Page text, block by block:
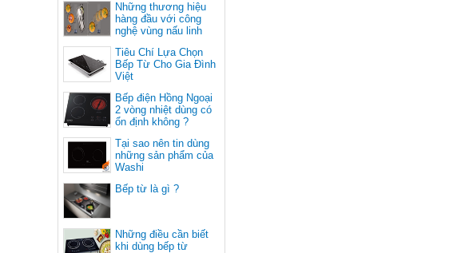
Những thương hiệu
hàng đầu với công
nghệ vùng nấu linh
Tiêu Chí Lựa Chọn
Bếp Từ Cho Gia Đình
Việt
Bếp điện Hồng Ngoại
2 vòng nhiệt dùng có
ổn định không ?
Tại sao nên tin dùng
những sản phẩm của
Washi
Bếp từ là gì ?
Những điều cần biết
khi dùng bếp từ